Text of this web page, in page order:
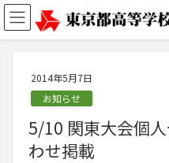
2014年5月7日
お知らせ
5/10 関東大会個
わせ掲載